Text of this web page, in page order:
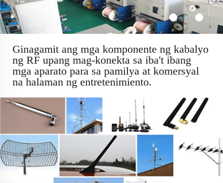
Ginagamit ang mga komponente ng kabalyo
ng RF upang mag-konekta sa iba't ibang
mga aparato para sa pamilya at komersyal
na halaman ng entretenimiento.